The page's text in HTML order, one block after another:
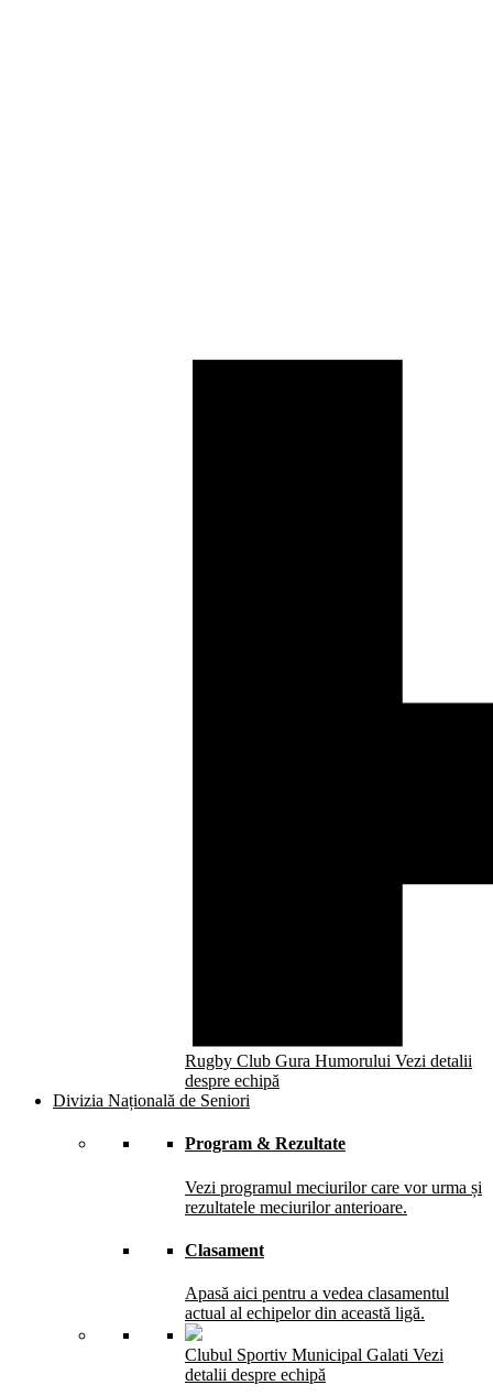
Rugby Club Gura Humorului Vezi detalii
despre echipă
Divizia Națională de Seniori
Program & Rezultate
Vezi programul meciurilor care vor urma și
rezultatele meciurilor anterioare.
Clasament
Apasă aici pentru a vedea clasamentul
actual al echipelor din această ligă.
Clubul Sportiv Municipal Galati Vezi
detalii despre echipă